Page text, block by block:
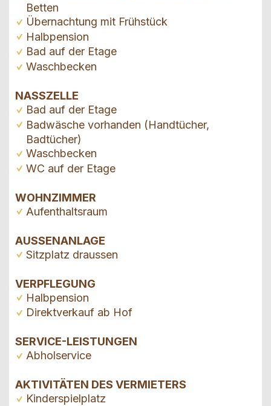
Betten
Übernachtung mit Frühstück
Halbpension
Bad auf der Etage
Waschbecken
NASSZELLE
Bad auf der Etage
Badwäsche vorhanden (Handtücher,
Badtücher)
Waschbecken
WC auf der Etage
WOHNZIMMER
Aufenthaltsraum
AUSSENANLAGE
Sitzplatz draussen
VERPFLEGUNG
Halbpension
Direktverkauf ab Hof
SERVICE-LEISTUNGEN
Abholservice
AKTIVITÄTEN DES VERMIETERS
Kinderspielplatz